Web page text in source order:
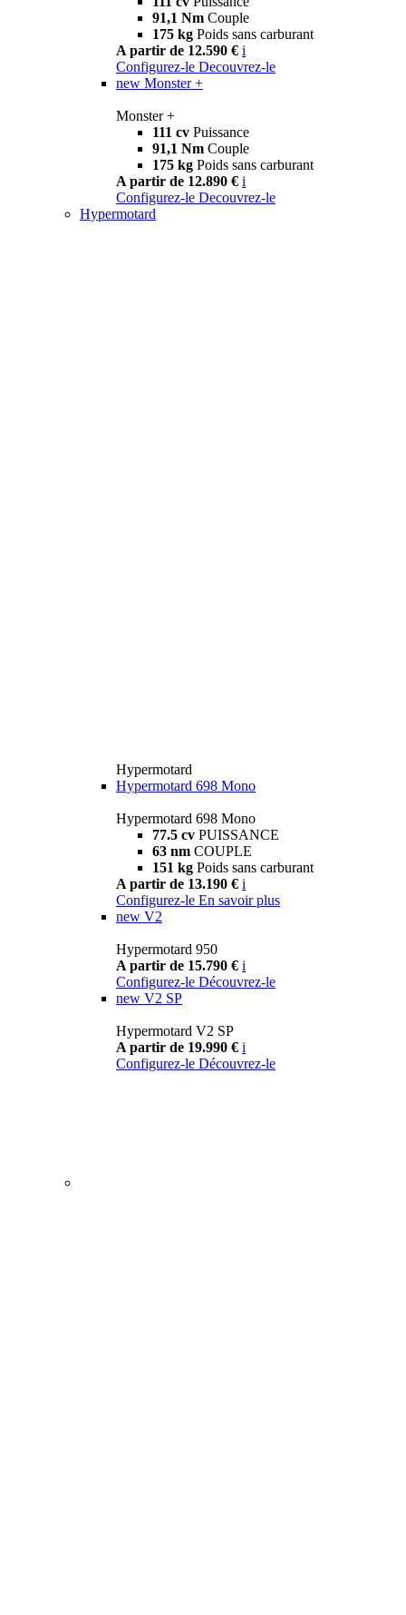
91,1 Nm Couple
175 kg Poids sans carburant
A partir de 12.590 € i
Configurez-le Decouvrez-le
new Monster +
Monster +
111 cv Puissance
91,1 Nm Couple
175 kg Poids sans carburant
A partir de 12.890 € i
Configurez-le Decouvrez-le
Hypermotard
Hypermotard
Hypermotard 698 Mono
Hypermotard 698 Mono
77.5 cv PUISSANCE
63 nm COUPLE
151 kg Poids sans carburant
A partir de 13.190 € i
Configurez-le En savoir plus
new V2
Hypermotard 950
A partir de 15.790 € i
Configurez-le Découvrez-le
new V2 SP
Hypermotard V2 SP
A partir de 19.990 € i
Configurez-le Découvrez-le